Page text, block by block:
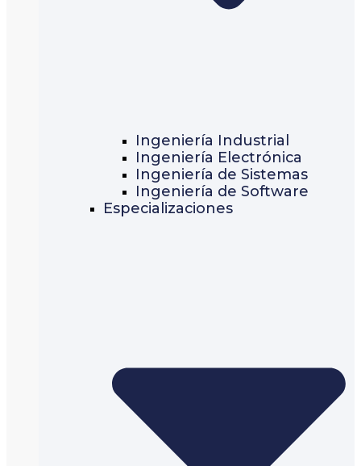
Ingeniería Industrial
Ingeniería Electrónica
Ingeniería de Sistemas
Ingeniería de Software
Especializaciones